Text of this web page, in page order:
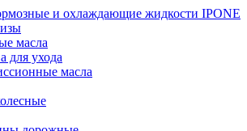
и охлаждающие жидкости IPONE
масла
для ухода
масла